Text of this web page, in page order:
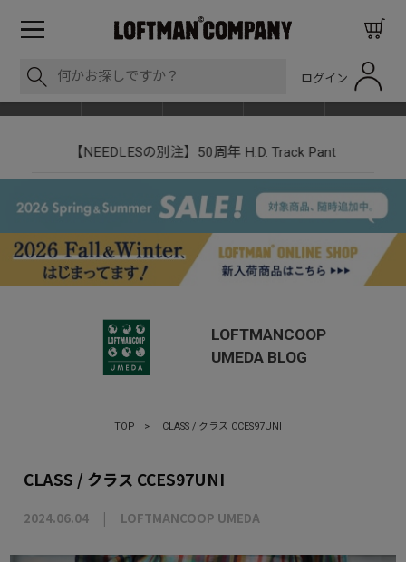
ログイン
【NEEDLESの別注】50周年 H.D. Track Pant
LOFTMANCOOP
UMEDABLOG
TOP > CLASS / クラス CCES97UNI
CLASS / クラス CCES97UNI
2024.06.04 LOFTMANCOOP UMEDA